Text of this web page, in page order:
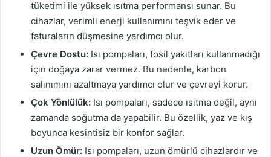
tüketimi ile yüksek ısıtma performansı sunar. Bu
cihazlar, verimli enerji kullanımını teşvik eder ve
faturaların düşmesine yardımcı olur.
Çevre Dostu: Isı pompaları, fosil yakıtları kullanmadığı
için doğaya zarar vermez. Bu nedenle, karbon
salınımını azaltmaya yardımcı olur ve çevreyi korur.
Çok Yönlülük: Isı pompaları, sadece ısıtma değil, aynı
zamanda soğutma da yapabilir. Bu özellik, yaz ve kış
boyunca kesintisiz bir konfor sağlar.
Uzun Ömür: Isı pompaları, uzun ömürlü cihazlardır ve